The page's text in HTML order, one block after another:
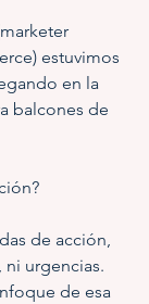
estuvimos
en la
balcones de
de acción,
urgencias.
de esa